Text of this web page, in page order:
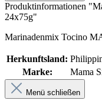
Produktinformationen
24x75g"
Marinadenmix Tocino
Herkunftsland:
Marke:
Mama
Menü schließen